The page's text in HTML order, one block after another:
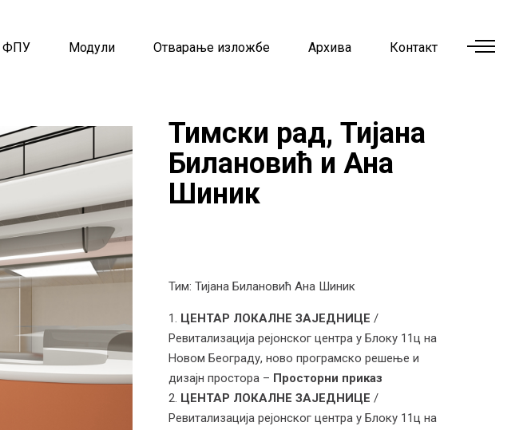
ФПУ Модули Отварање изложбе Архива Контакт
Тимски рад, Тијана
Билановић и Ана
Шиник
Тим: Тијана Билановић Ана Шиник
ЦЕНТАР ЛОКАЛНЕ ЗАЈЕДНИЦЕ /
Ревитализација рејонског центра у Блоку 11ц на
Новом Београду, ново програмско решење и
дизајн простора – Просторни приказ
ЦЕНТАР ЛОКАЛНЕ ЗАЈЕДНИЦЕ /
Ревитализација рејонског центра у Блоку 11ц на